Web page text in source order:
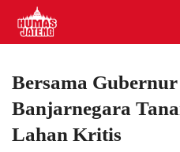
Bersama
Banjarnegara
Lahan Kritis